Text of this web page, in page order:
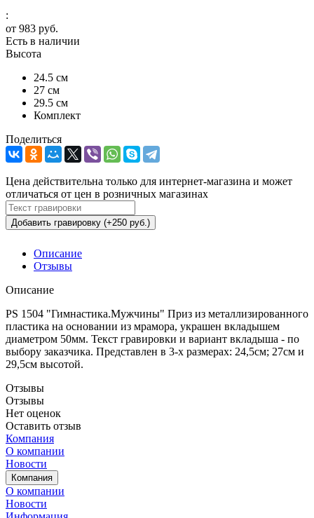
:
от 983 руб.
Есть в наличии
Высота
24.5 см
27 см
29.5 см
Комплект
Поделиться
Цена действительна только для интернет-магазина и может
отличаться от цен в розничных магазинах
Добавить гравировку (+250 руб.)
Описание
Отзывы
Описание
PS 1504 "Гимнастика.Мужчины" Приз из металлизированного
пластика на основании из мрамора, украшен вкладышем
диаметром 50мм. Текст гравировки и вариант вкладыша - по
выбору заказчика. Представлен в 3-х размерах: 24,5см; 27см и
29,5см высотой.
Отзывы
Отзывы
Нет оценок
Оставить отзыв
Компания
О компании
Новости
Компания
О компании
Новости